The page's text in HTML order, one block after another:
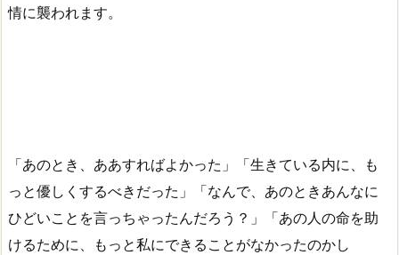
情に襲われます。
「あのとき、ああすればよかった」「生きている内に、も
っと優しくするべきだった」「なんで、あのときあんなに
ひどいことを言っちゃったんだろう？」「あの人の命を助
けるために、もっと私にできることがなかったのかし